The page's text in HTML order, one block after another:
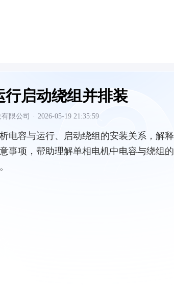
行启动绕组并排装
限公司 · 2026-05-19 21:35:59
电容与运行、启动绕组的安装关系，解释
事项，帮助理解单相电机中电容与绕组的